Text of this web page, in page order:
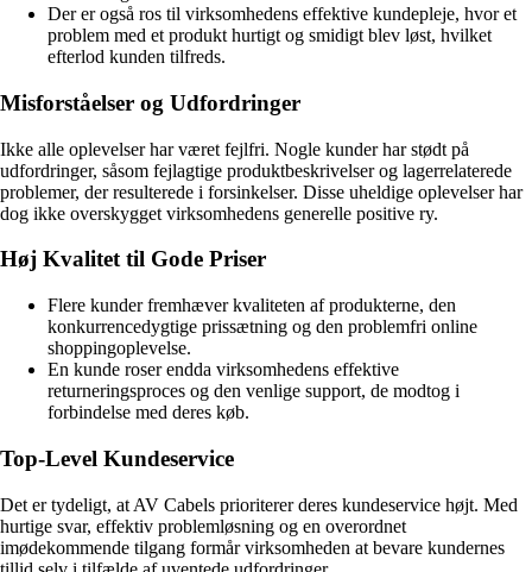
Der er også ros til virksomhedens effektive kundepleje, hvor et
problem med et produkt hurtigt og smidigt blev løst, hvilket
efterlod kunden tilfreds.
Misforståelser og Udfordringer
Ikke alle oplevelser har været fejlfri. Nogle kunder har stødt på
udfordringer, såsom fejlagtige produktbeskrivelser og lagerrelaterede
problemer, der resulterede i forsinkelser. Disse uheldige oplevelser har
dog ikke overskygget virksomhedens generelle positive ry.
Høj Kvalitet til Gode Priser
Flere kunder fremhæver kvaliteten af produkterne, den
konkurrencedygtige prissætning og den problemfri online
shoppingoplevelse.
En kunde roser endda virksomhedens effektive
returneringsproces og den venlige support, de modtog i
forbindelse med deres køb.
Top-Level Kundeservice
Det er tydeligt, at AV Cabels prioriterer deres kundeservice højt. Med
hurtige svar, effektiv problemløsning og en overordnet
imødekommende tilgang formår virksomheden at bevare kundernes